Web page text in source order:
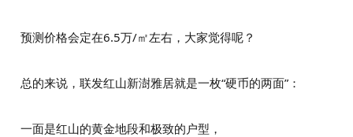
预测价格会定在6.5万/㎡左右，大家觉得呢？
总的来说，联发红山新澍雅居就是一枚“硬币的两面”：
一面是红山的黄金地段和极致的户型，